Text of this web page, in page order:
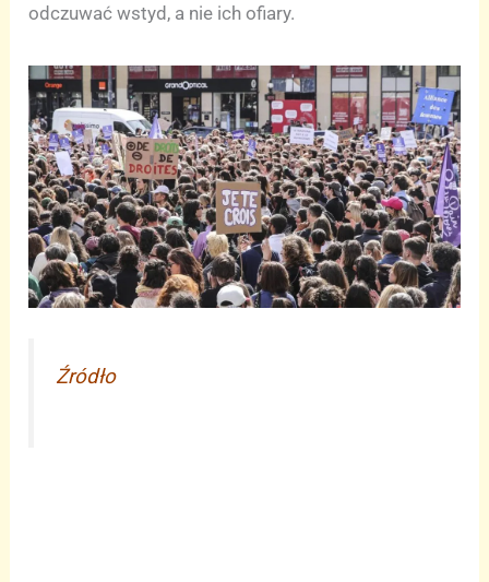
odczuwać wstyd, a nie ich ofiary.
Źródło